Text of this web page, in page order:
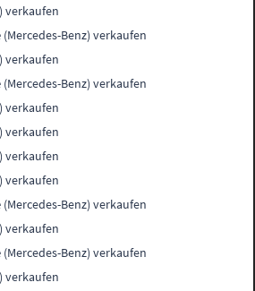
verkaufen
(Mercedes-Benz) verkaufen
verkaufen
(Mercedes-Benz) verkaufen
verkaufen
verkaufen
verkaufen
verkaufen
(Mercedes-Benz) verkaufen
verkaufen
(Mercedes-Benz) verkaufen
verkaufen